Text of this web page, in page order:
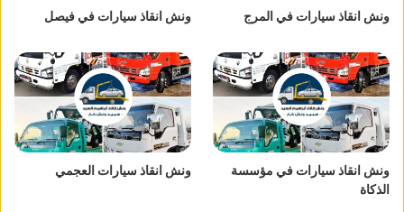
ونش انقاذ سيارات في المرج ونش انقاذ سيارات في فيصل
ونش انقاذ سيارات في مؤسسة
الذكاة
ونش انقاذ سيارات العجمي